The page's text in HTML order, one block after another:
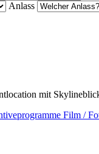
Anlass
mit
Film /